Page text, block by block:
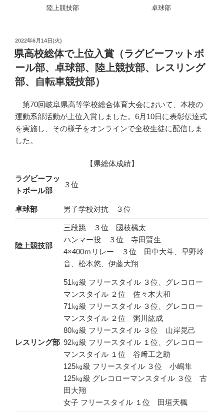
陸上競技部 卓球部
投
稿
日:
2022年6月14日(火)
県高校総体で上位入賞（ラグビーフットボ
ール部、卓球部、陸上競技部、レスリング
部、自転車競技部）
第70回岐阜県高等学校総合体育大会において、本校の
運動系部活動が上位入賞しました。6月10日に表彰伝達式
を実施し、その様子をオンラインで全校生徒に配信しま
した。
【県総体成績】
ラグビーフッ
トボール部
３位
卓球部 男子学校対抗 ３位
陸上競技部
三段跳 ３位 國枝楓太
ハンマー投 ３位 寺田賢生
4×400ｍリレー ３位 田中大斗、早野玲
音、松本悠、伊藤大翔
レスリング部
51㎏級 フリースタイル ３位、グレコロー
マンスタイル ２位 佐々木大和
71㎏級 フリースタイル ３位、グレコロー
マンスタイル ２位 粥川紘成
80㎏級 フリースタイル ３位 山岸晃己
92㎏級 フリースタイル １位、グレコロー
マンスタイル １位 谷﨑工之助
125㎏級 フリースタイル ３位 小嶋隼
125㎏級 グレコローマンスタイル ３位 古
田大翔
女子 フリースタイル １位 田垣天楓